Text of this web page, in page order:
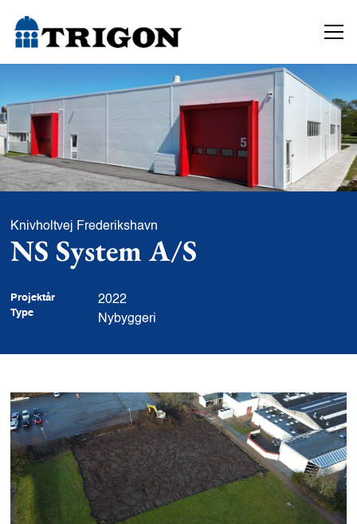
Knivholtvej Frederikshavn
NS System A/S
Projektår
Type
2022
Nybyggeri